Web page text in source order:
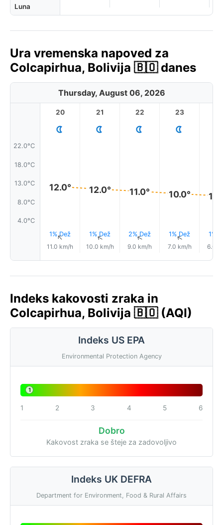
Luna
Ura vremenska napoved za
Colcapirhua, Bolivija 🇧🇴 danes
Thursday, August 06, 2026
22.0°C
18.0°C
13.0°C
8.0°C
4.0°C
20
12.0°
1% Dež
↑
11.0 km/h
21
12.0°
1% Dež
↑
10.0 km/h
22
11.0°
2% Dež
↑
9.0 km/h
23
10.0°
1% Dež
↑
7.0 km/h
1%
6.0
Indeks kakovosti zraka in
Colcapirhua, Bolivija 🇧🇴 (AQI)
Indeks US EPA
Environmental Protection Agency
1
1 2 3 4 5 6
Dobro
Kakovost zraka se šteje za zadovoljivo
Indeks UK DEFRA
Department for Environment, Food & Rural Affairs